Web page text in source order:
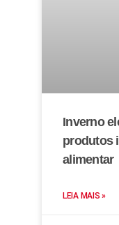
Inverno
produtos
alimentar
LEIA MAIS »